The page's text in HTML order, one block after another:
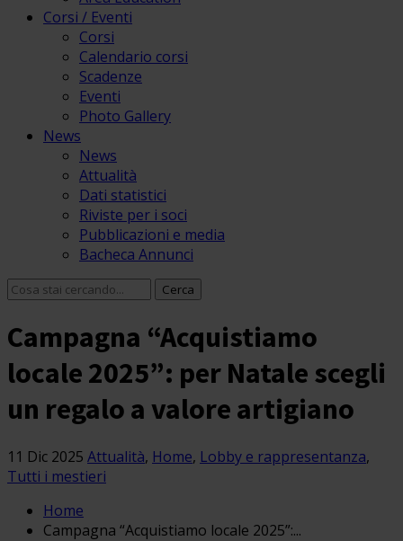
Corsi / Eventi
Corsi
Calendario corsi
Scadenze
Eventi
Photo Gallery
News
News
Attualità
Dati statistici
Riviste per i soci
Pubblicazioni e media
Bacheca Annunci
Campagna “Acquistiamo
locale 2025”: per Natale scegli
un regalo a valore artigiano
11 Dic 2025 Attualità, Home, Lobby e rappresentanza,
Tutti i mestieri
Home
Campagna “Acquistiamo locale 2025”:...